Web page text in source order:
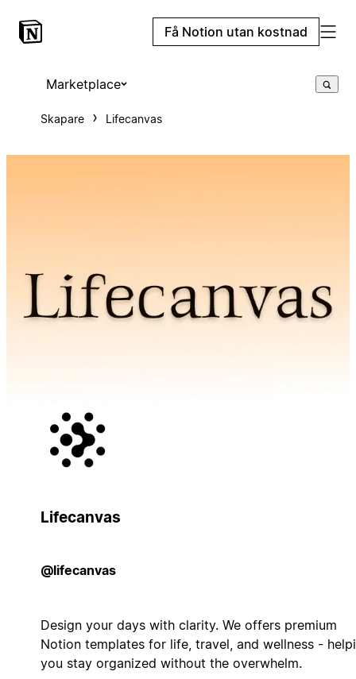
Få Notion utan kostnad
Marketplace
Skapare Lifecanvas
Lifecanvas
@lifecanvas
Design your days with clarity. We offers premium
Notion templates for life, travel, and wellness -
you stay organized without the overwhelm.